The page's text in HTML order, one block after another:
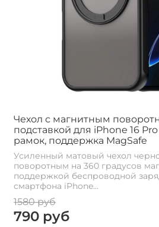
Чехол с магнитным
подставкой для iPhone 16
рамок, поддержка MagSafe
Усиленный матовый чехол
поворотным на 360 градусов
поддержкой беспроводной
смартфона iPhone...
1580 руб
790 руб